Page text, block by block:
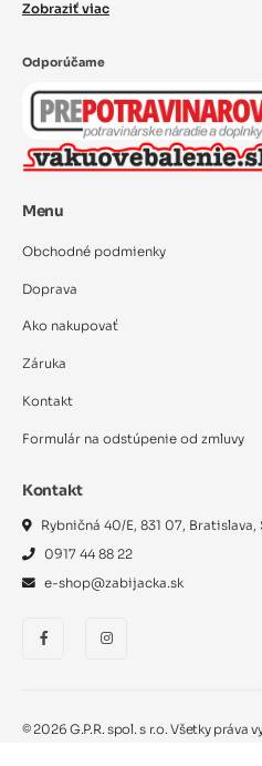
Zobraziť viac
Odporúčame
Menu
Obchodné podmienky
Doprava
Ako nakupovať
Záruka
Kontakt
Formulár na odstúpenie od zmluvy
Kontakt
Rybničná 40/E, 831 07,
0917 44 88 22
e-shop@zabijacka.sk
© 2026 G.P.R. spol. s r.o. Všetky práva